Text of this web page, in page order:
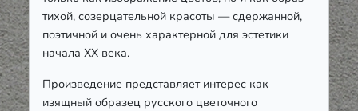
тихой, созерцательной красоты — сдержанной,
поэтичной и очень характерной для эстетики
начала ХХ века.
Произведение представляет интерес как
изящный образец русского цветочного